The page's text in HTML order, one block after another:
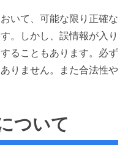
いて、可能な限り正確な
。しかし、誤情報が入り
ることもあります。必ず
りません。また合法性や
ついて